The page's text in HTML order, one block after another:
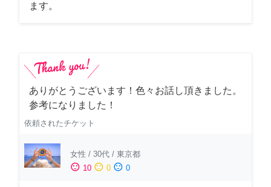
ます。
ありがとうございます！色々お話し頂きました。
参考になりました！
依頼されたチケット
女性 / 30代 / 東京都
sentiment_satisfied 10 sentiment_neutral 0 sentiment_dissatisfied 0